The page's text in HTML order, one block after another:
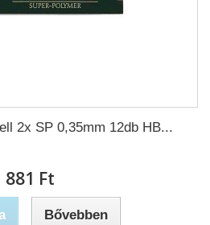
2x SP 0,35mm 12db HB...
881 Ft‎
Bővebben